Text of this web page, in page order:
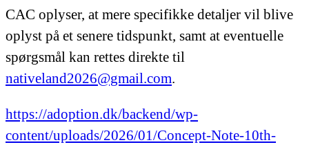
CAC oplyser, at mere specifikke detaljer vil blive
oplyst på et senere tidspunkt, samt at eventuelle
spørgsmål kan rettes direkte til
nativeland2026@gmail.com.
https://adoption.dk/backend/wp-
content/uploads/2026/01/Concept-Note-10th-